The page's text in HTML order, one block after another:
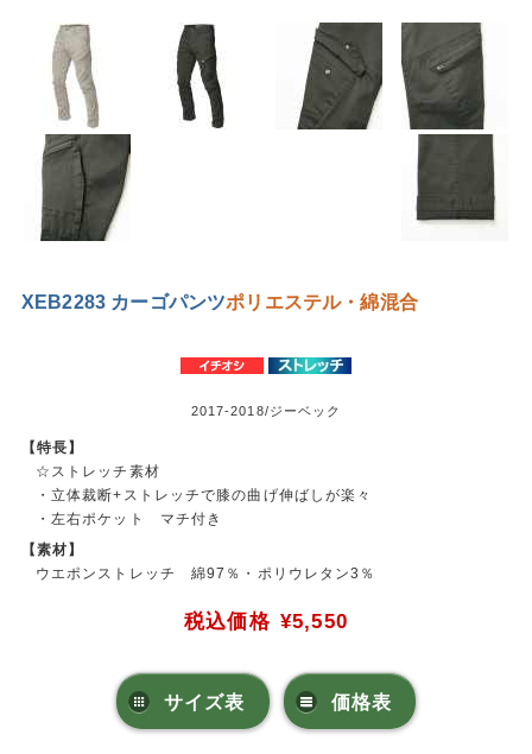
XEB2283 カーゴパンツポリエステル・綿混合
2017-2018/ジーベック
【特長】
☆ストレッチ素材
・立体裁断+ストレッチで膝の曲げ伸ばしが楽々
・左右ポケット マチ付き
【素材】
ウエポンストレッチ 綿97％・ポリウレタン3％
税込価格 ¥5,550
サイズ表 価格表